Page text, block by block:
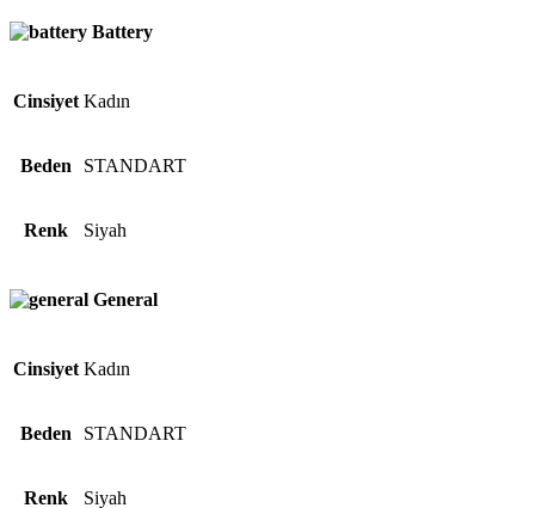
Battery
Cinsiyet Kadın
Beden STANDART
Renk Siyah
General
Cinsiyet Kadın
Beden STANDART
Renk Siyah